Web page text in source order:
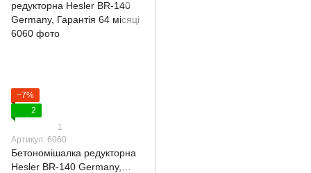
−7%
2
1
Артикул: 6060
Бетономішалка редукторна
Hesler BR-140 Germany,